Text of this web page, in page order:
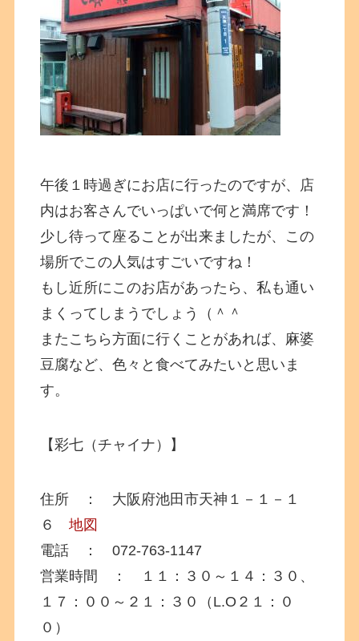
午後１時過ぎにお店に行ったのですが、店
内はお客さんでいっぱいで何と満席です！
少し待って座ることが出来ましたが、この
場所でこの人気はすごいですね！
もし近所にこのお店があったら、私も通い
まくってしまうでしょう（＾＾
またこちら方面に行くことがあれば、麻婆
豆腐など、色々と食べてみたいと思いま
す。
【彩七（チャイナ）】
住所 ： 大阪府池田市天神１－１－１
６地図
電話 ： 072-763-1147
営業時間 ： １１：３０～１４：３０、
１７：００～２１：３０（L.O２１：０
０）